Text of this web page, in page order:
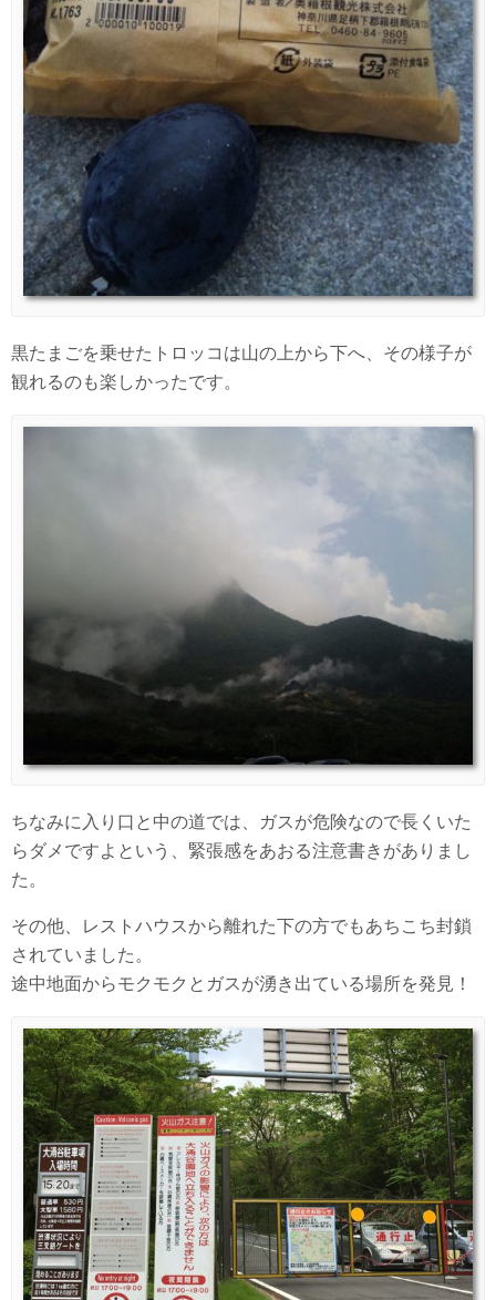
黒たまごを乗せたトロッコは山の上から下へ、その様子が
観れるのも楽しかったです。
ちなみに入り口と中の道では、ガスが危険なので長くいた
らダメですよという、緊張感をあおる注意書きがありまし
た。
その他、レストハウスから離れた下の方でもあちこち封鎖
されていました。
途中地面からモクモクとガスが湧き出ている場所を発見！